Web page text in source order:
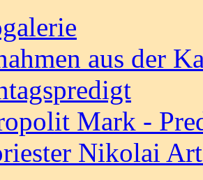
aus der
Mark -
Nikolai